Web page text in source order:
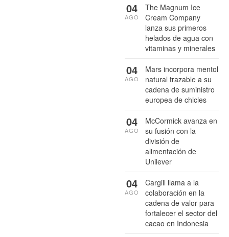
The Magnum Ice
Cream Company
lanza sus primeros
helados de agua con
vitaminas y minerales
04
AGO
Mars incorpora mentol
natural trazable a su
cadena de suministro
europea de chicles
04
AGO
McCormick avanza en
su fusión con la
división de
alimentación de
Unilever
04
AGO
Cargill llama a la
colaboración en la
cadena de valor para
fortalecer el sector del
cacao en Indonesia
04
AGO